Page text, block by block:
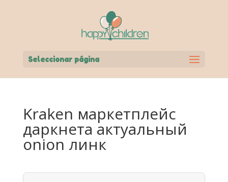
Seleccionar página
Kraken маркетплейс
даркнета актуальный
onion линк